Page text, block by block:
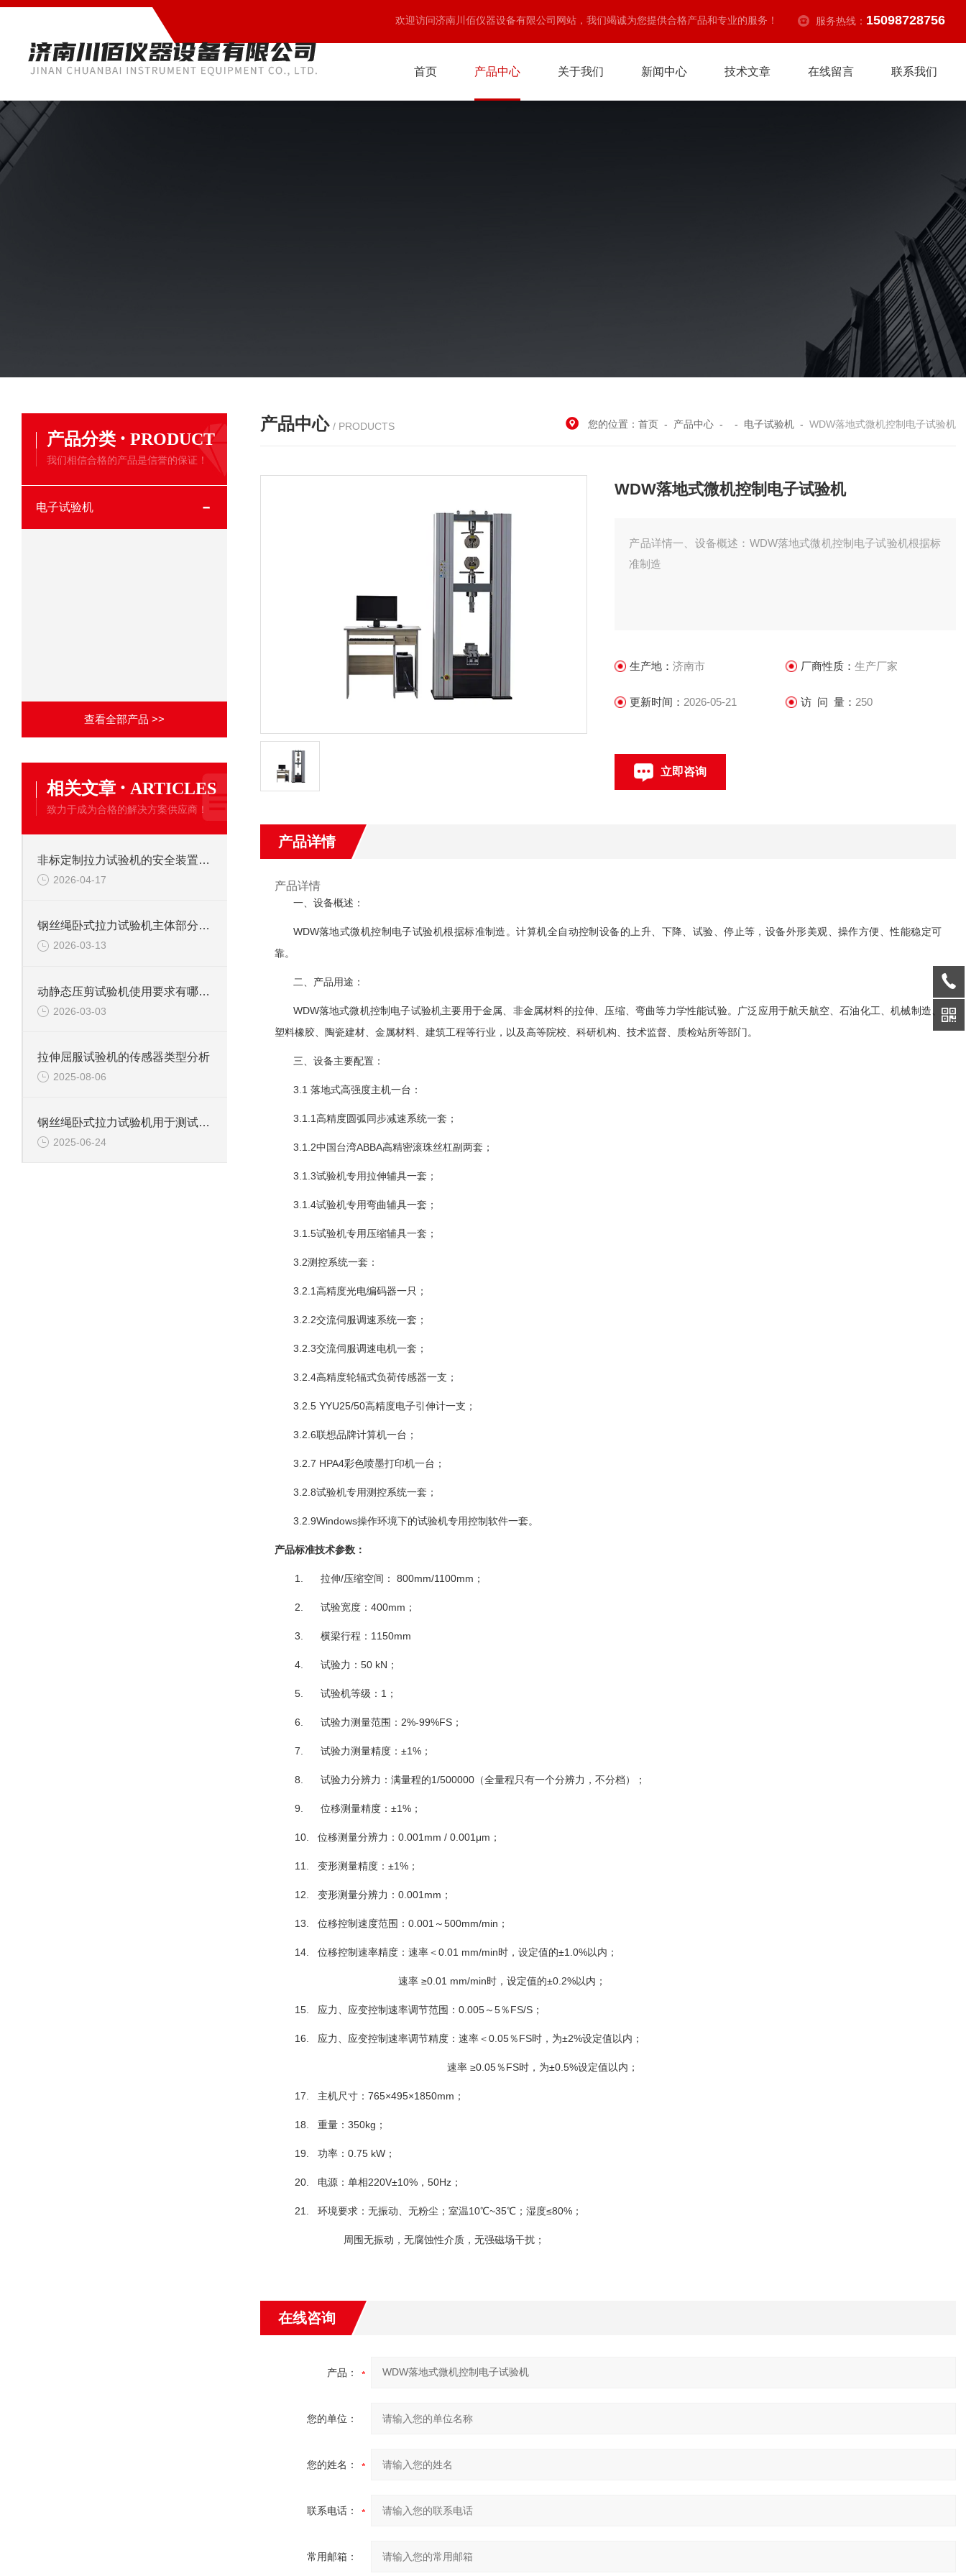
欢迎访问济南川佰仪器设备有限公司网站，我们竭诚为您提供合格产品和专业的服务！ 服务热线： 15098728756
首页 产品中心 关于我们 新闻中心 技术文章 在线留言 联系我们
产品分类 · PRODUCT
我们相信合格的产品是信誉的保证！
电子试验机
查看全部产品 >>
相关文章 · ARTICLES
致力于成为合格的解决方案供应商！
非标定制拉力试验机的安全装置：保障操作安全的关键
2026-04-17
钢丝绳卧式拉力试验机主体部分及作用
2026-03-13
动静态压剪试验机使用要求有哪些？
2026-03-03
拉伸屈服试验机的传感器类型分析
2025-08-06
钢丝绳卧式拉力试验机用于测试钢丝绳、钢丝、电缆等材料拉伸性能
2025-06-24
产品中心 / PRODUCTS 您的位置： 首页 - 产品中心 - - 电子试验机 - WDW落地式微机控制电子试验机
WDW落地式微机控制电子试验机
产品详情一、设备概述：WDW落地式微机控制电子试验机根据标
准制造
生产地：济南市 厂商性质： 生产厂家
更新时间： 2026-05-21 访 问 量： 250
立即咨询
产品详情
产品详情
一、设备概述：
WDW落地式微机控制电子试验机根据标准制造。计算机全自动控制设备的上升、下降、试验、停止等，设备外形美观、操作方便、性能稳定可
靠。
二、产品用途：
WDW落地式微机控制电子试验机主要用于金属、非金属材料的拉伸、压缩、弯曲等力学性能试验。广泛应用于航天航空、石油化工、机械制造、
塑料橡胶、陶瓷建材、金属材料、建筑工程等行业，以及高等院校、科研机构、技术监督、质检站所等部门。
三、设备主要配置：
3.1 落地式高强度主机一台：
3.1.1高精度圆弧同步减速系统一套；
3.1.2中国台湾ABBA高精密滚珠丝杠副两套；
3.1.3试验机专用拉伸辅具一套；
3.1.4试验机专用弯曲辅具一套；
3.1.5试验机专用压缩辅具一套；
3.2测控系统一套：
3.2.1高精度光电编码器一只；
3.2.2交流伺服调速系统一套；
3.2.3交流伺服调速电机一套；
3.2.4高精度轮辐式负荷传感器一支；
3.2.5 YYU25/50高精度电子引伸计一支；
3.2.6联想品牌计算机一台；
3.2.7 HPA4彩色喷墨打印机一台；
3.2.8试验机专用测控系统一套；
3.2.9Windows操作环境下的试验机专用控制软件一套。
产品标准技术参数：
1. 拉伸/压缩空间： 800mm/1100mm；
2. 试验宽度：400mm；
3. 横梁行程：1150mm
4. 试验力：50 kN；
5. 试验机等级：1；
6. 试验力测量范围：2%-99%FS；
7. 试验力测量精度：±1%；
8. 试验力分辨力：满量程的1/500000（全量程只有一个分辨力，不分档）；
9. 位移测量精度：±1%；
10. 位移测量分辨力：0.001mm / 0.001μm；
11. 变形测量精度：±1%；
12. 变形测量分辨力：0.001mm；
13. 位移控制速度范围：0.001～500mm/min；
14. 位移控制速率精度：速率＜0.01 mm/min时，设定值的±1.0%以内；
速率 ≥0.01 mm/min时，设定值的±0.2%以内；
15. 应力、应变控制速率调节范围：0.005～5％FS/S；
16. 应力、应变控制速率调节精度：速率＜0.05％FS时，为±2%设定值以内；
速率 ≥0.05％FS时，为±0.5%设定值以内；
17. 主机尺寸：765×495×1850mm；
18. 重量：350kg；
19. 功率：0.75 kW；
20. 电源：单相220V±10%，50Hz；
21. 环境要求：无振动、无粉尘；室温10℃~35℃；湿度≤80%；
周围无振动，无腐蚀性介质，无强磁场干扰；
在线咨询
产品：
您的单位：
您的姓名：
联系电话：
常用邮箱：